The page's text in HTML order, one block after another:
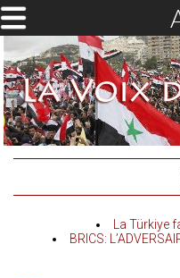
La Türkiye
BRICS: